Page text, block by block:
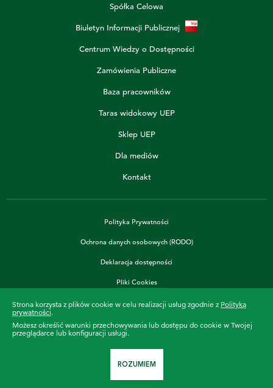
Spółka Celowa
Biuletyn Informacji Publicznej
Centrum Wiedzy o Dostępności
Zamówienia Publiczne
Baza pracowników
Taras widokowy UEP
Sklep UEP
Dla mediów
Kontakt
Polityka Prywatności
Ochrona danych osobowych (RODO)
Deklaracja dostępności
Pliki Cookies
Uczymy już od
Strona korzysta z plików cookie w celu realizacji usług zgodnie z Polityką
prywatności.
Możesz określić warunki przechowywania lub dostępu do cookie w Twojej
przeglądarce lub konfiguracji usługi.
ROZUMIEM